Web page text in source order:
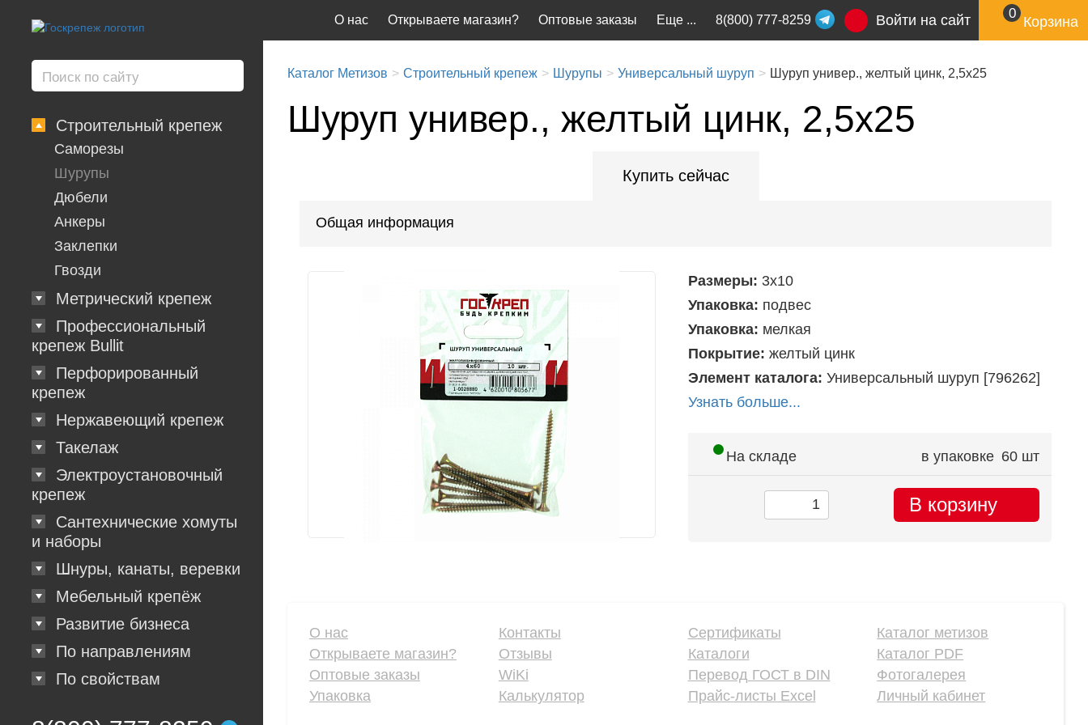
Строительный крепеж
Саморезы
Шурупы
Дюбели
Анкеры
Заклепки
Гвозди
Метрический крепеж
Профессиональный
крепеж Bullit
Перфорированный
крепеж
Нержавеющий крепеж
Такелаж
Электроустановочный
крепеж
Сантехнические хомуты
и наборы
Шнуры, канаты, веревки
Мебельный крепёж
Развитие бизнеса
По направлениям
По свойствам
Еще ...
О нас Открываете магазин? Оптовые заказы 8(800) 777-8259 Войти на сайт 0
Корзина
Каталог Метизов Строительный крепеж Шурупы Универсальный шуруп Шуруп универ., желтый цинк, 2,5х25
Шуруп универ., желтый цинк, 2,5х25
Купить сейчас
Общая информация
Размеры: 3х10
Упаковка: подвес
Упаковка: мелкая
Покрытие: желтый цинк
Элемент каталога: Универсальный шуруп [796262]
Узнать больше...
На складе в упаковке 60 шт
В корзину
О нас
Открываете магазин?
Оптовые заказы
Упаковка
Контакты
Отзывы
WiKi
Калькулятор
Сертификаты
Каталоги
Перевод ГОСТ в DIN
Прайс-листы Excel
Каталог метизов
Каталог PDF
Фотогалерея
Личный кабинет